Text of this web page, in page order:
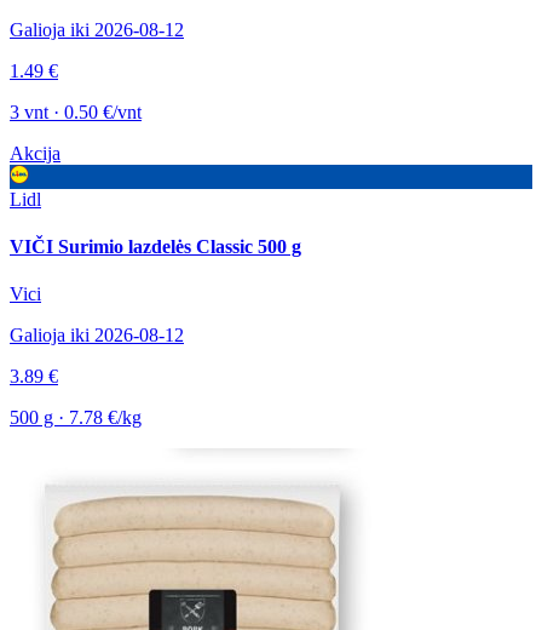
Galioja iki 2026-08-12
1.49 €
3 vnt · 0.50 €/vnt
Akcija
Lidl
VIČI Surimio lazdelės Classic 500 g
Vici
Galioja iki 2026-08-12
3.89 €
500 g · 7.78 €/kg